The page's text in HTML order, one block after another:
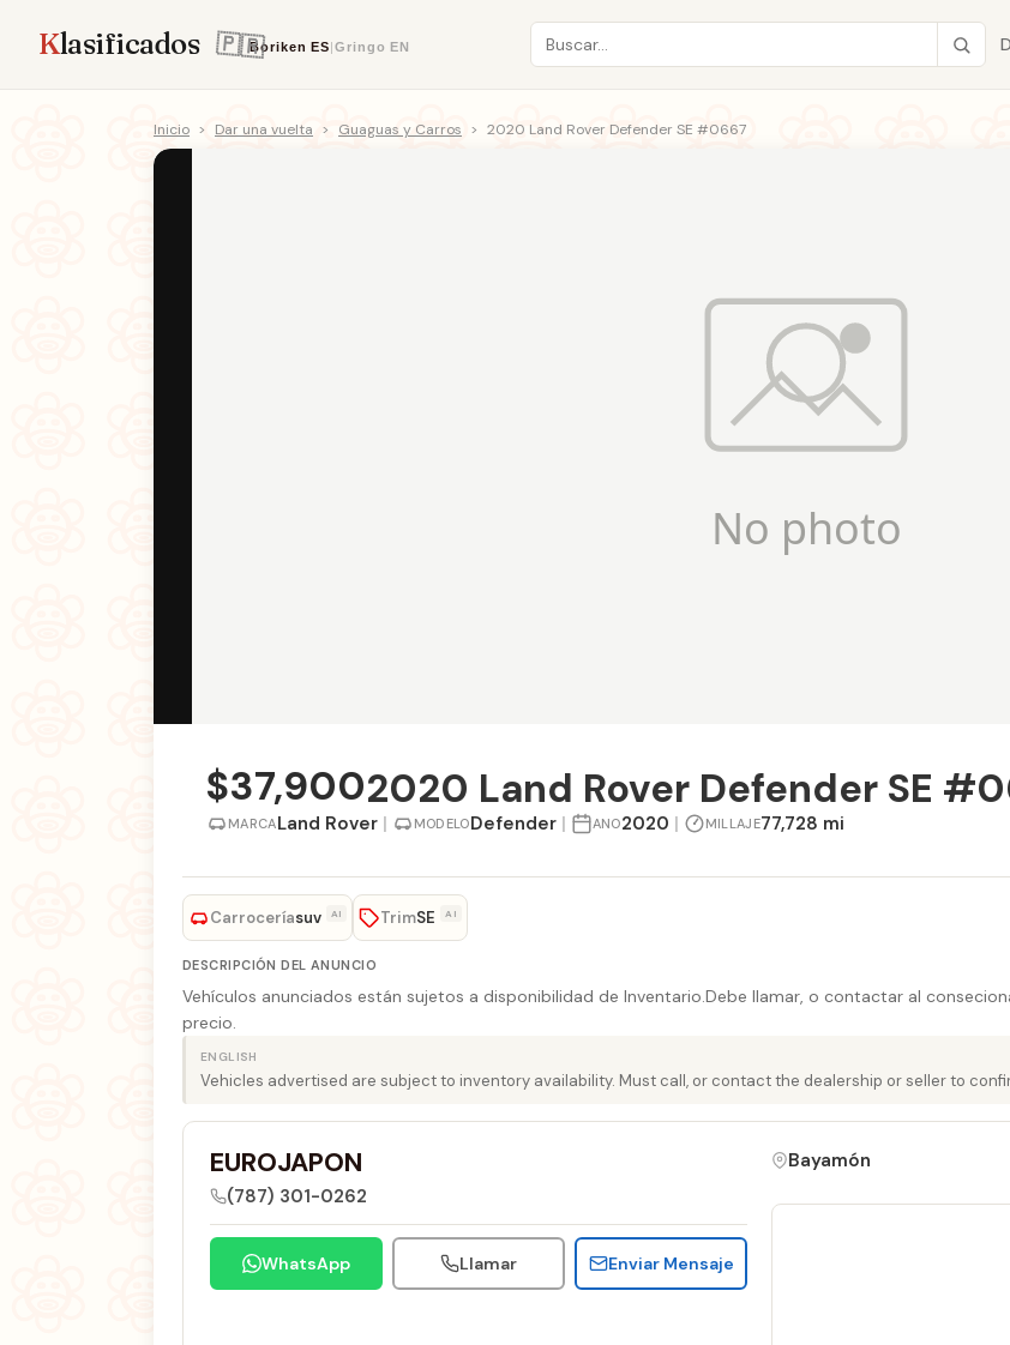
Klasificados Boriken ES|Gringo EN
Inicio > Dar una vuelta > Guaguas y Carros > 2020 Land Rover Defender SE #0667
$37,9002020 Land Rover Defender SE
MARCALand Rover | MODELODefender | ANO2020 | MILLAJE77,728 mi
Carroceríasuv AI TrimSE AI
DESCRIPCIÓN DEL ANUNCIO
Vehículos anunciados están sujetos a disponibilidad de Inventario.Debe llamar, o contactar al
precio.
ENGLISH
Vehicles advertised are subject to inventory availability. Must call, or contact the dealership or seller to
EUROJAPON
(787) 301-0262
WhatsApp Llamar Enviar Mensaje
Bayamón